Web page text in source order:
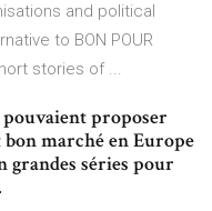
and political
to BON POUR
stories of ...
proposer
marché en Europe
grandes séries pour